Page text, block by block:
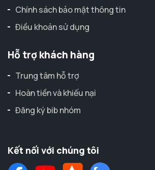
Chính sách bảo mật thông tin
Điều khoản sử dụng
Hỗ trợ khách hàng
Trung tâm hỗ trợ
Hoàn tiền và khiếu nại
Đăng ký bib nhóm
Kết nối với chúng tôi